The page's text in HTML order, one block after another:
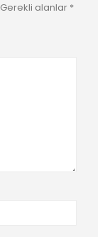
Gerekli alanlar *